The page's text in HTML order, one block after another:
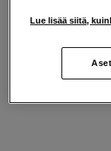
Lue lisää siitä,